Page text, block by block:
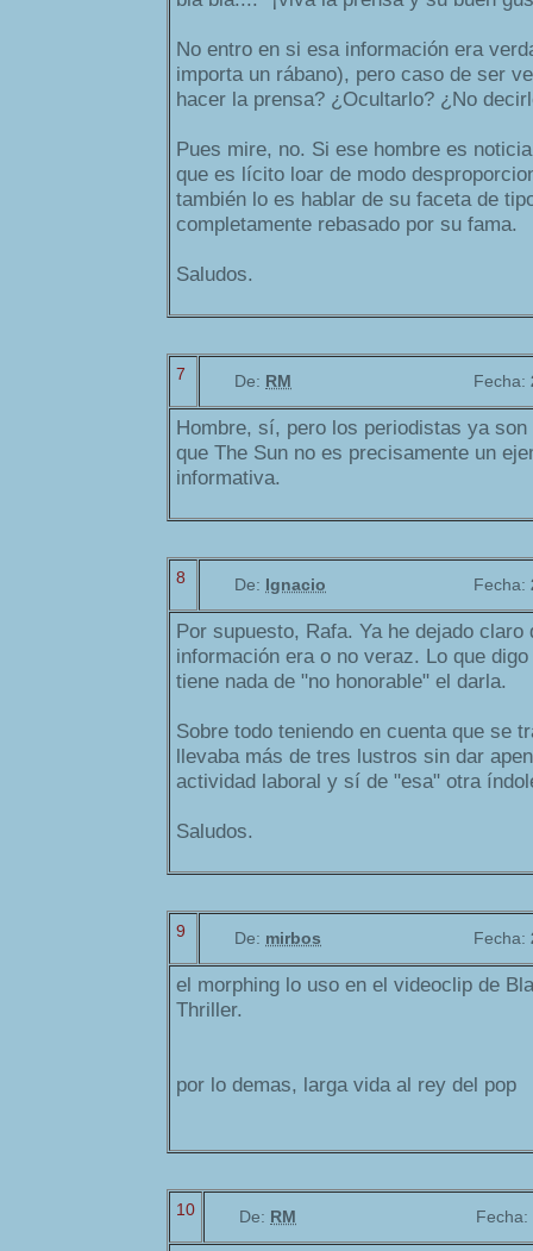
No entro en si esa información era
importa un rábano), pero caso de ser
hacer la prensa? ¿Ocultarlo? ¿No
Pues mire, no. Si ese hombre es
que es lícito loar de modo
también lo es hablar de su faceta de
completamente rebasado por su fama.
Saludos.
7 De: RM Fecha:
Hombre, sí, pero los periodistas ya
que The Sun no es precisamente un
informativa.
8 De: Ignacio Fecha:
Por supuesto, Rafa. Ya he dejado claro
información era o no veraz. Lo que
tiene nada de "no honorable" el darla.
Sobre todo teniendo en cuenta que se
llevaba más de tres lustros sin dar
actividad laboral y sí de "esa" otra
Saludos.
9 De: mirbos Fecha:
el morphing lo uso en el videoclip de
Thriller.
por lo demas, larga vida al rey del pop
10 De: RM Fecha: